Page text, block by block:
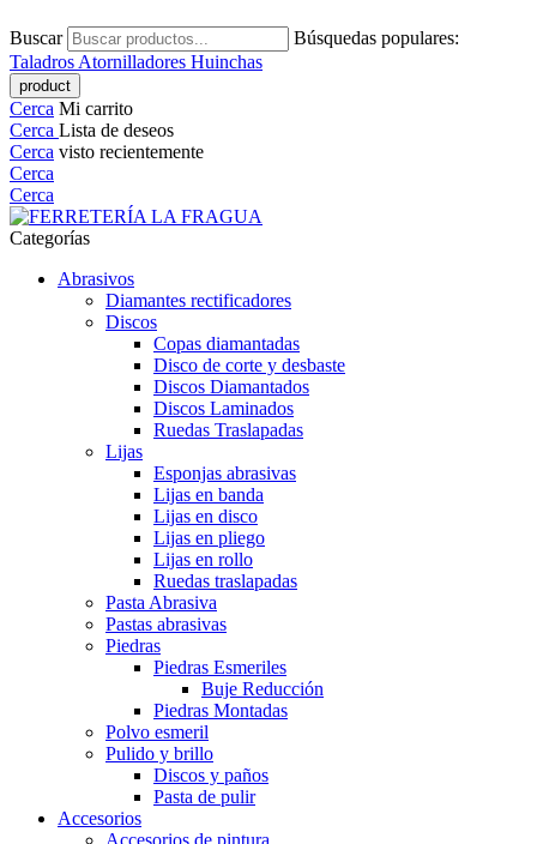
Buscar
Búsquedas populares:
Taladros Atornilladores Huinchas
Cerca Mi carrito
Cerca Lista de deseos
Cerca visto recientemente
Cerca
Cerca
Categorías
Abrasivos
Diamantes rectificadores
Discos
Copas diamantadas
Disco de corte y desbaste
Discos Diamantados
Discos Laminados
Ruedas Traslapadas
Lijas
Esponjas abrasivas
Lijas en banda
Lijas en disco
Lijas en pliego
Lijas en rollo
Ruedas traslapadas
Pasta Abrasiva
Pastas abrasivas
Piedras
Piedras Esmeriles
Buje Reducción
Piedras Montadas
Polvo esmeril
Pulido y brillo
Discos y paños
Pasta de pulir
Accesorios
Accesorios de pintura